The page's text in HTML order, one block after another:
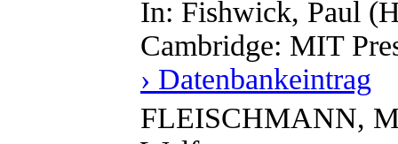
In: Fishwick, Paul
Cambridge: MIT
› Datenbankeintrag
FLEISCHMANN,